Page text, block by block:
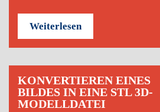
Weiterlesen
KONVERTIEREN EINES
BILDES IN EINE STL 3D-
MODELLDATEI